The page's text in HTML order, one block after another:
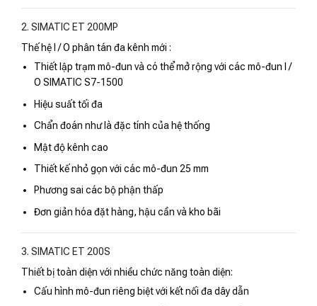
2. SIMATIC ET 200MP
Thế hệ I / O phân tán đa kênh mới :
Thiết lập trạm mô-đun và có thể mở rộng với các mô-đun I /
O SIMATIC S7-1500
Hiệu suất tối đa
Chẩn đoán như là đặc tính của hệ thống
Mật độ kênh cao
Thiết kế nhỏ gọn với các mô-đun 25 mm
Phương sai các bộ phận thấp
Đơn giản hóa đặt hàng, hậu cần và kho bãi
3. SIMATIC ET 200S
Thiết bị toàn diện với nhiều chức năng toàn diện:
Cấu hình mô-đun riêng biệt với kết nối đa dây dẫn